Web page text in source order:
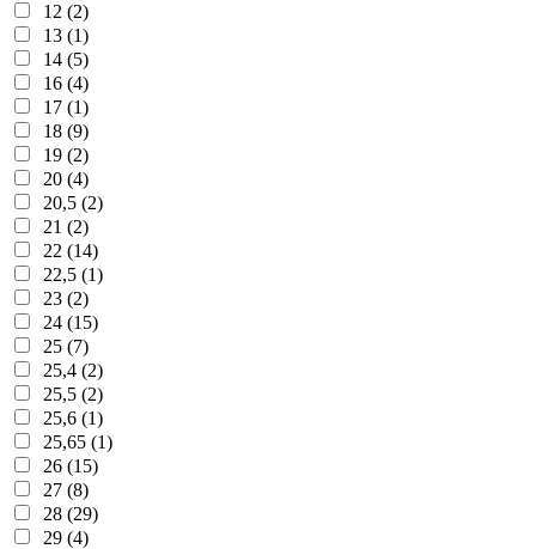
12 (2)
13 (1)
14 (5)
16 (4)
17 (1)
18 (9)
19 (2)
20 (4)
20,5 (2)
21 (2)
22 (14)
22,5 (1)
23 (2)
24 (15)
25 (7)
25,4 (2)
25,5 (2)
25,6 (1)
25,65 (1)
26 (15)
27 (8)
28 (29)
29 (4)